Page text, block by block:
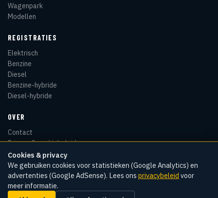
Cookies & privacy
We gebruiken cookies voor statistieken (Google Analytics) en
advertenties (Google AdSense). Lees ons privacybeleid voor
meer informatie.
Wagenpark
Modellen
REGISTRATIES
Elektrisch
Benzine
Diesel
Benzine-hybride
Diesel-hybride
OVER
Contact
Privacy & cookiebeleid
Disclaimer
Sitemap